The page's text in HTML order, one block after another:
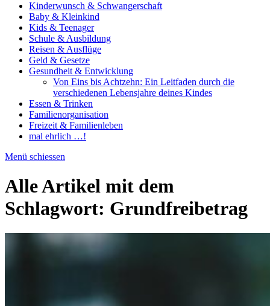
Kinderwunsch & Schwangerschaft
Baby & Kleinkind
Kids & Teenager
Schule & Ausbildung
Reisen & Ausflüge
Geld & Gesetze
Gesundheit & Entwicklung
Von Eins bis Achtzehn: Ein Leitfaden durch die
verschiedenen Lebensjahre deines Kindes
Essen & Trinken
Familienorganisation
Freizeit & Familienleben
mal ehrlich …!
Menü schiessen
Alle Artikel mit dem
Schlagwort: Grundfreibetrag